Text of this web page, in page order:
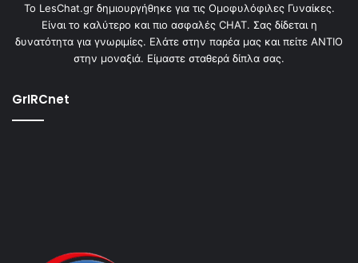
To LesChat.gr δημιουργήθηκε για τις Ομοφυλόφιλες Γυναίκες.
Είναι το καλύτερο και πιο ασφαλές CHAT. Σας δίδεται η
δυνατότητα για γνωριμίες. Ελάτε στην παρέα μας και πείτε ΑΝΤΙΟ
στην μοναξιά. Είμαστε σταθερά δίπλα σας.
GrIRCnet